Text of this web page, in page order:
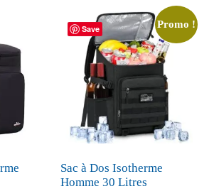
Save Promo !
Sac à Dos Isotherme
Homme 30 Litres